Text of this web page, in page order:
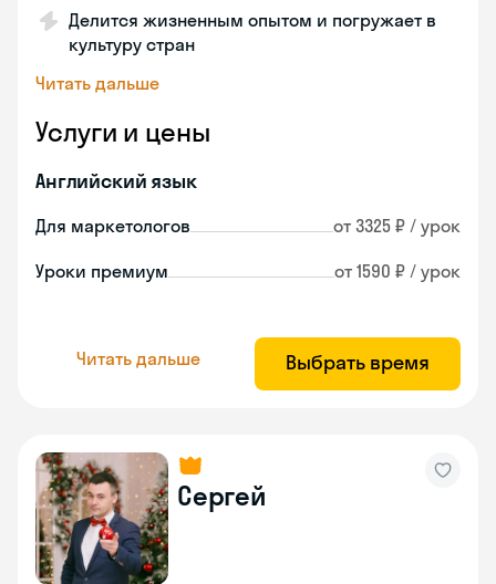
Делится жизненным опытом и погружает в
культуру стран
Читать дальше
Услуги и цены
Английский язык
Для маркетологов от 3325 ₽ / урок
Уроки премиум от 1590 ₽ / урок
Читать дальше Выбрать время
Сергей